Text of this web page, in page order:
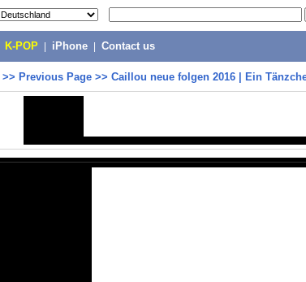
K-POP iPhone Contact us
>> Previous Page >> Caillou neue folgen 2016 | Ein